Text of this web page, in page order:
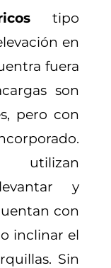
tipo
en
fuera
son
pero con
utilizan
y
con
inclinar el
Sin